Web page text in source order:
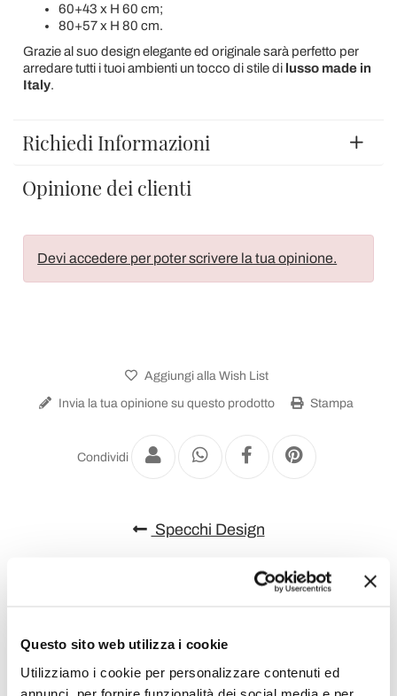
Questo sito web utilizza i cookie
Utilizziamo i cookie per personalizzare contenuti ed
annunci, per fornire funzionalità dei social media e per
60+43 x H 60 cm;
80+57 x H 80 cm.
Grazie al suo design elegante ed originale sarà perfetto per
arredare tutti i tuoi ambienti un tocco di stile dilusso made in
Italy.
Richiedi Informazioni
Opinione dei clienti
Devi accedere per poter scrivere la tua opinione.
Aggiungi alla Wish List
Invia la tua opinione su questo prodotto Stampa
Condividi
Specchi Design